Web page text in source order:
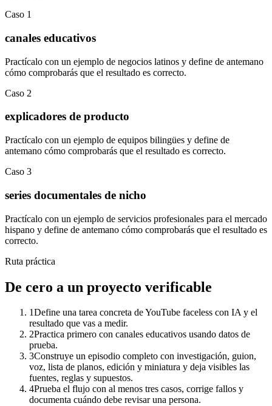
Caso 1
canales educativos
Practícalo con un ejemplo de negocios latinos y define de antemano
cómo comprobarás que el resultado es correcto.
Caso 2
explicadores de producto
Practícalo con un ejemplo de equipos bilingües y define de
antemano cómo comprobarás que el resultado es correcto.
Caso 3
series documentales de nicho
Practícalo con un ejemplo de servicios profesionales para el mercado
hispano y define de antemano cómo comprobarás que el resultado es
correcto.
Ruta práctica
De cero a un proyecto verificable
1Define una tarea concreta de YouTube faceless con IA y el
resultado que vas a medir.
2Practica primero con canales educativos usando datos de
prueba.
3Construye un episodio completo con investigación, guion,
voz, lista de planos, edición y miniatura y deja visibles las
fuentes, reglas y supuestos.
4Prueba el flujo con al menos tres casos, corrige fallos y
documenta cuándo debe revisar una persona.